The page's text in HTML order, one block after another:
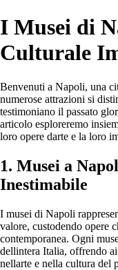
I Musei di
Culturale
Benvenuti a Napoli, una
numerose attrazioni si
testimoniano il passato
articolo esploreremo
loro opere darte e la loro
1. Musei a
Inestimabile
I musei di Napoli
valore, custodendo opere
contemporanea. Ogni
dellintera Italia, offrendo
nellarte e nella cultura del